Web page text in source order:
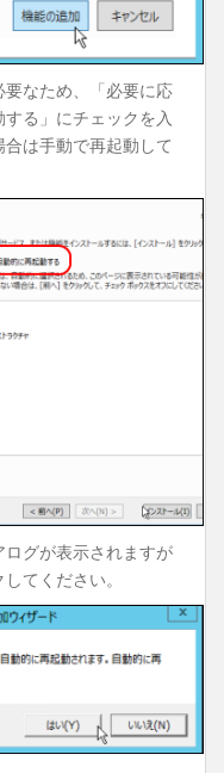
なため、「必要に応
る」にチェックを入
は手動で再起動して
グが表示されますが
てください。